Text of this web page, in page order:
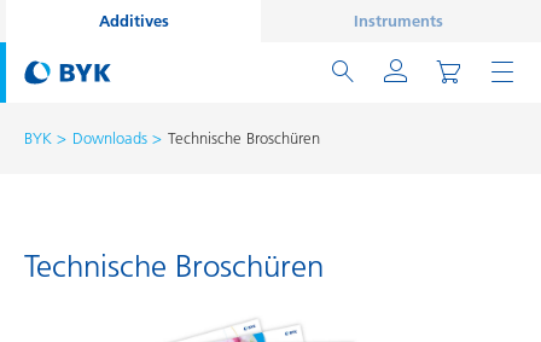
Additives Instruments
BYK Downloads Technische Broschüren
Technische Broschüren